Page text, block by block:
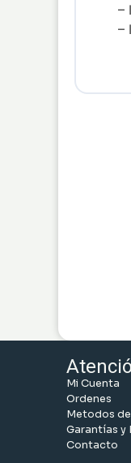
–
–
Mi Cuenta
Ordenes
Metodos
Garantías y
Contacto